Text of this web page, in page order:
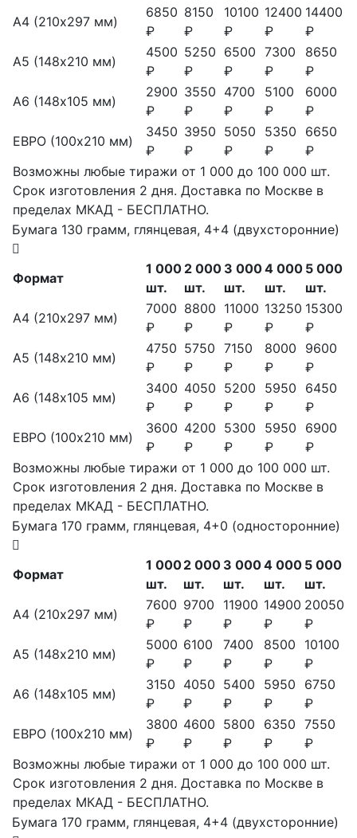
А4 (210х297 мм)
6850
₽
8150
₽
10100
₽
12400
₽
14400
₽
А5 (148х210 мм)
4500
₽
5250
₽
6500
₽
7300
₽
8650
₽
А6 (148х105 мм)
2900
₽
3550
₽
4700
₽
5100
₽
6000
₽
ЕВРО (100х210 мм)
3450
₽
3950
₽
5050
₽
5350
₽
6650
₽
Возможны любые тиражи от 1 000 до 100 000 шт.
Срок изготовления 2 дня. Доставка по Москве в
пределах МКАД - БЕСПЛАТНО.
Бумага 130 грамм, глянцевая, 4+4 (двухсторонние)
Формат
1 000
шт.
2 000
шт.
3 000
шт.
4 000
шт.
5 000
шт.
А4 (210х297 мм)
7000
₽
8800
₽
11000
₽
13250
₽
15300
₽
А5 (148х210 мм)
4750
₽
5750
₽
7150
₽
8000
₽
9600
₽
А6 (148х105 мм)
3400
₽
4050
₽
5200
₽
5950
₽
6450
₽
ЕВРО (100х210 мм)
3600
₽
4200
₽
5300
₽
5950
₽
6900
₽
Возможны любые тиражи от 1 000 до 100 000 шт.
Срок изготовления 2 дня. Доставка по Москве в
пределах МКАД - БЕСПЛАТНО.
Бумага 170 грамм, глянцевая, 4+0 (односторонние)
Формат
1 000
шт.
2 000
шт.
3 000
шт.
4 000
шт.
5 000
шт.
А4 (210х297 мм)
7600
₽
9700
₽
11900
₽
14900
₽
20050
₽
А5 (148х210 мм)
5000
₽
6100
₽
7400
₽
8500
₽
10100
₽
А6 (148х105 мм)
3150
₽
4050
₽
5400
₽
5950
₽
6750
₽
ЕВРО (100х210 мм)
3800
₽
4600
₽
5800
₽
6350
₽
7550
₽
Возможны любые тиражи от 1 000 до 100 000 шт.
Срок изготовления 2 дня. Доставка по Москве в
пределах МКАД - БЕСПЛАТНО.
Бумага 170 грамм, глянцевая, 4+4 (двухсторонние)